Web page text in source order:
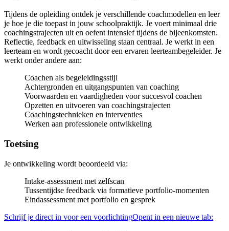
Tijdens de opleiding ontdek je verschillende coachmodellen en leer
je hoe je die toepast in jouw schoolpraktijk. Je voert minimaal drie
coachingstrajecten uit en oefent intensief tijdens de bijeenkomsten.
Reflectie, feedback en uitwisseling staan centraal. Je werkt in een
leerteam en wordt gecoacht door een ervaren leerteambegeleider. Je
werkt onder andere aan:
Coachen als begeleidingsstijl
Achtergronden en uitgangspunten van coaching
Voorwaarden en vaardigheden voor succesvol coachen
Opzetten en uitvoeren van coachingstrajecten
Coachingstechnieken en interventies
Werken aan professionele ontwikkeling
Toetsing
Je ontwikkeling wordt beoordeeld via:
Intake-assessment met zelfscan
Tussentijdse feedback via formatieve portfolio-momenten
Eindassessment met portfolio en gesprek
Schrijf je direct in voor een voorlichtingOpent in een nieuwe tab: